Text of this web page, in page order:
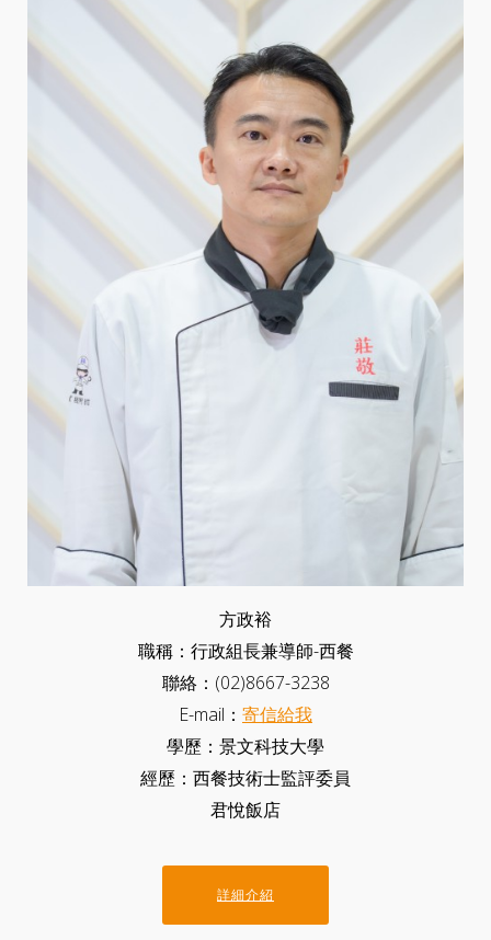
方政裕
職稱：行政組長兼導師-西餐
聯絡：(02)8667-3238
E-mail： 寄信給我
學歷：景文科技大學
經歷：西餐技術士監評委員
君悅飯店
詳細介紹